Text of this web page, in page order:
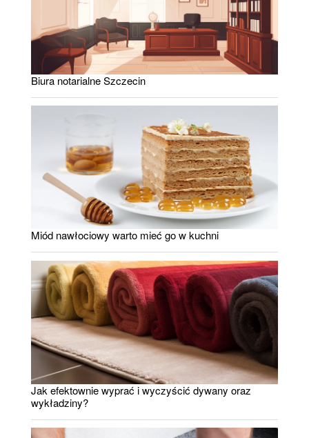
Biura notarialne Szczecin
Miód nawłociowy warto mieć go w kuchni
Jak efektownie wyprać i wyczyścić dywany oraz
wykładziny?